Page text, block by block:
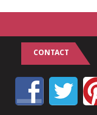
CONTACT